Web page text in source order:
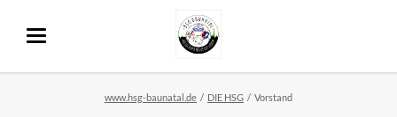
www.hsg-baunatal.de DIE HSG Vorstand